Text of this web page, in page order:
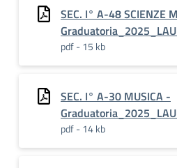
SEC. I° A-48 SCIENZE
pdf - 15 kb
SEC. I° A-30 MUSICA -
pdf - 14 kb